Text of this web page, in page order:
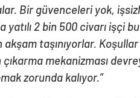
Bir güvenceleri yok,
2 bin 500 civarı işçi
taşınıyorlar. Koşullar
mekanizması
zorunda kalıyor.”